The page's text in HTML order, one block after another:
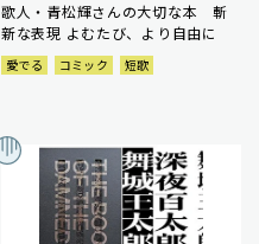
歌人・青松輝さんの大切な本 斬
新な表現 よむたび、より自由に
愛でる コミック 短歌